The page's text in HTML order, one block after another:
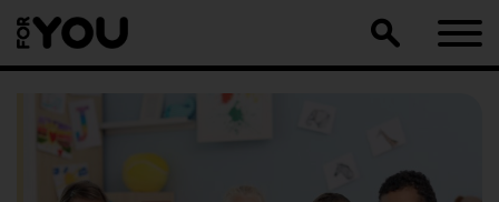
naar
artikel